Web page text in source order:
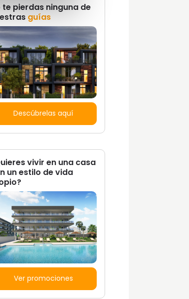
te pierdas ninguna de
guías
Descúbrelas aquí
vivir en una casa
un estilo de vida
Ver promociones